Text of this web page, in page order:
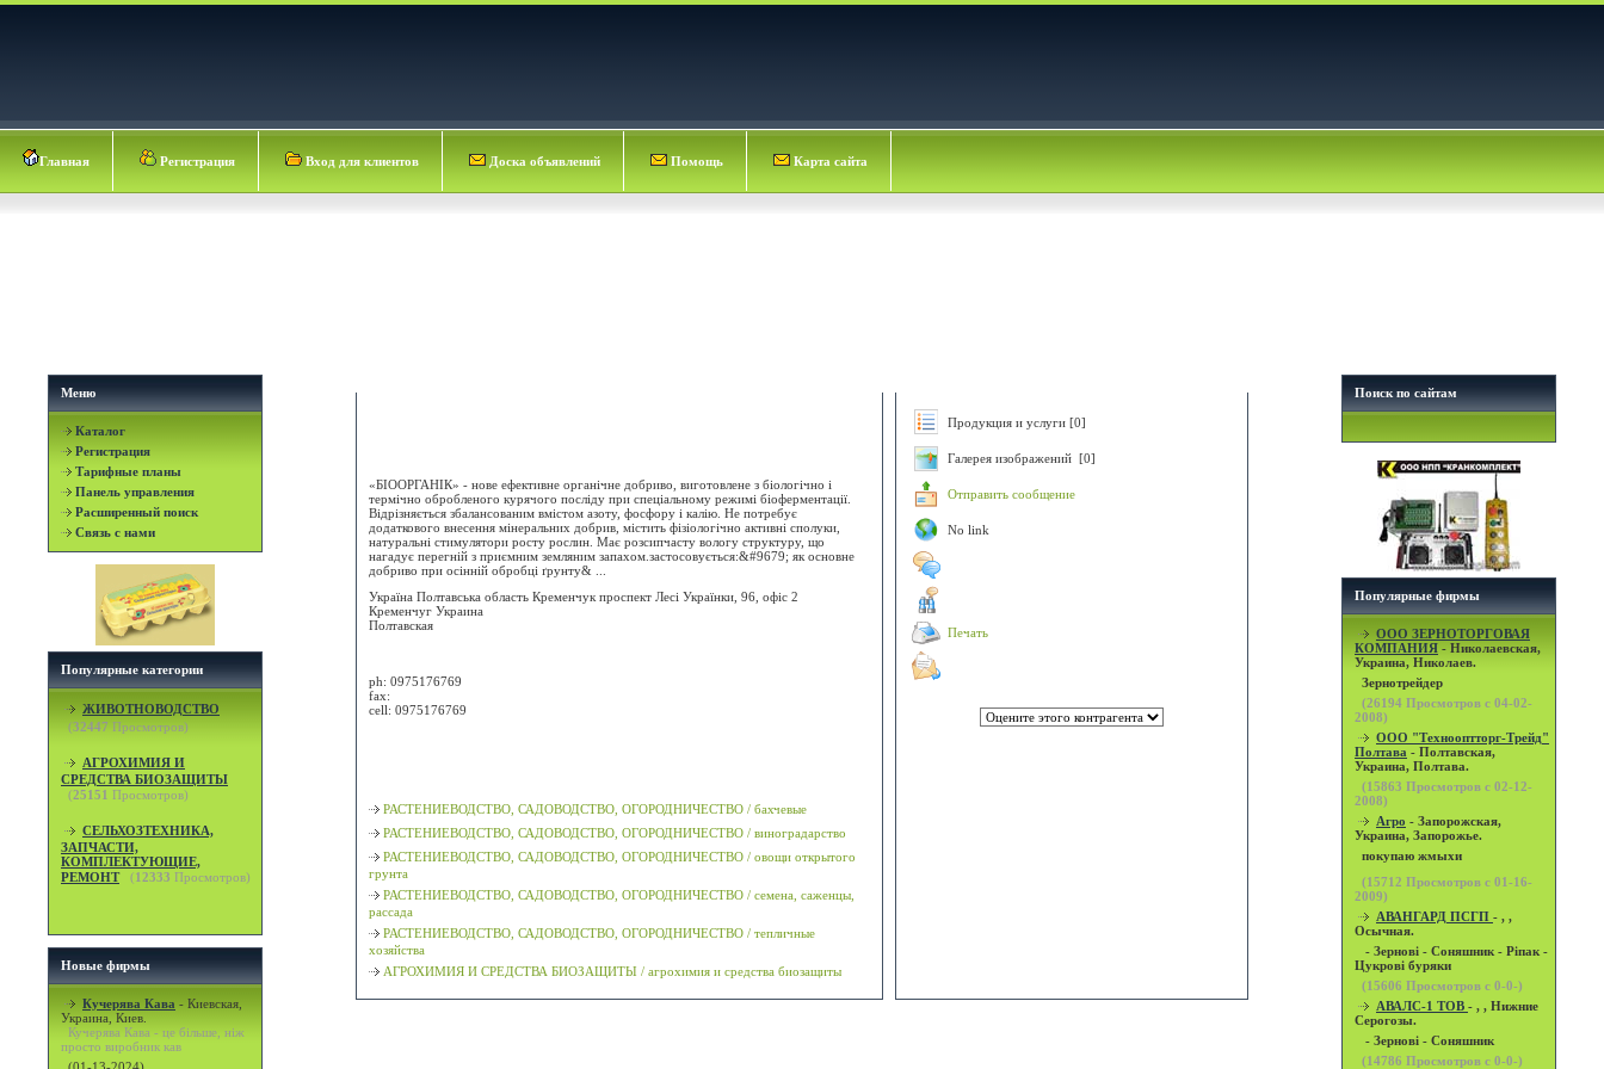
Главная Регистрация Вход для клиентов Доска объявлений Помощь Карта сайта
Меню
Каталог
Регистрация
Тарифные планы
Панель управления
Расширенный поиск
Связь с нами
Популярные категории
ЖИВОТНОВОДСТВО
(32447 Просмотров)
АГРОХИМИЯ И
СРЕДСТВА БИОЗАЩИТЫ
(25151 Просмотров)
СЕЛЬХОЗТЕХНИКА,
ЗАПЧАСТИ,
КОМПЛЕКТУЮЩИЕ,
РЕМОНТ
(12333 Просмотров)
Новые фирмы
Кучерява Кава - Киевская,
Украина, Киев.
Кучерява Кава - це більше, ніж
просто виробник кав
«БІООРГАНІК» - нове ефективне органічне добриво, виготовлене з біологічно і
термічно обробленого курячого посліду при спеціальному режимі біоферментації.
Відрізняється збалансованим вмістом азоту, фосфору і калію. Не потребує
додаткового внесення мінеральних добрив, містить фізіологічно активні сполуки,
натуральні стимулятори росту рослин. Має розсипчасту вологу структуру, що
нагадує перегній з приємним земляним запахом.застосовується:&#9679; як основне
добриво при осінній обробці ґрунту& ...
Україна Полтавська область Кременчук проспект Лесі Українки, 96, офіс 2
Кременчуг Украина
Полтавская
ph: 0975176769
fax:
cell: 0975176769
РАСТЕНИЕВОДСТВО, САДОВОДСТВО, ОГОРОДНИЧЕСТВО / бахчевые
РАСТЕНИЕВОДСТВО, САДОВОДСТВО, ОГОРОДНИЧЕСТВО / виноградарство
РАСТЕНИЕВОДСТВО, САДОВОДСТВО, ОГОРОДНИЧЕСТВО / овощи открытого
грунта
РАСТЕНИЕВОДСТВО, САДОВОДСТВО, ОГОРОДНИЧЕСТВО / семена, саженцы,
рассада
РАСТЕНИЕВОДСТВО, САДОВОДСТВО, ОГОРОДНИЧЕСТВО / тепличные
хозяйства
АГРОХИМИЯ И СРЕДСТВА БИОЗАЩИТЫ / агрохимия и средства биозащиты
Продукция и услуги [0]
Галерея изображений [0]
Отправить сообщение
No link
Печать
Поиск по сайтам
Популярные фирмы
OOO ЗЕРНОТОРГОВАЯ
КОМПАНИЯ - Николаевская,
Украина, Николаев.
Зернотрейдер
(26194 Просмотров с 04-02-
2008)
ООО "Технооптторг-Трейд"
Полтава - Полтавская,
Украина, Полтава.
(15863 Просмотров с 02-12-
2008)
Агро - Запорожская,
Украина, Запорожье.
покупаю жмыхи
(15712 Просмотров с 01-16-
2009)
АВАНГАРД ПСГП - , ,
Осычная.
- Зернові - Соняшник - Ріпак -
Цукрові буряки
(15606 Просмотров с 0-0-)
АВАЛС-1 ТОВ - , , Нижние
Серогозы.
- Зернові - Соняшник
(14786 Просмотров с 0-0-)